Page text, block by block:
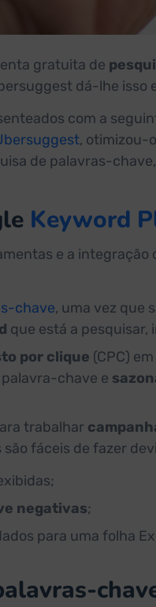
gratuita de
dá-lhe isso
com a
, otimizou-
de palavras-
Keyword
e a integração
chave, uma vez que
que está a
por clique (CPC)
chave e
trabalhar
são fáceis de fazer
negativas;
para uma folha